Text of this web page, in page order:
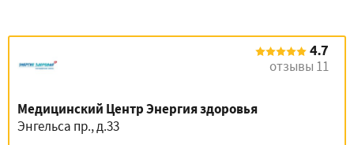
4.7
отзывы 11
Медицинский Центр Энергия здоровья
Энгельса пр., д.33